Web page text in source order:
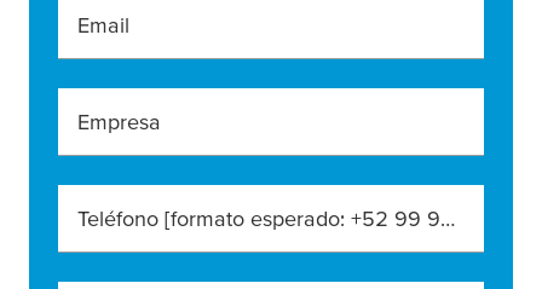
Email
Empresa
Teléfono [formato esperado: +52 99 99 99 9999]